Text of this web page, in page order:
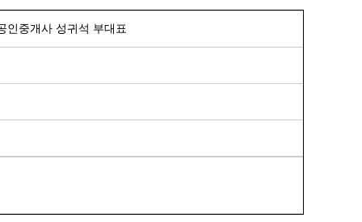
인중개사 성귀석 부대표